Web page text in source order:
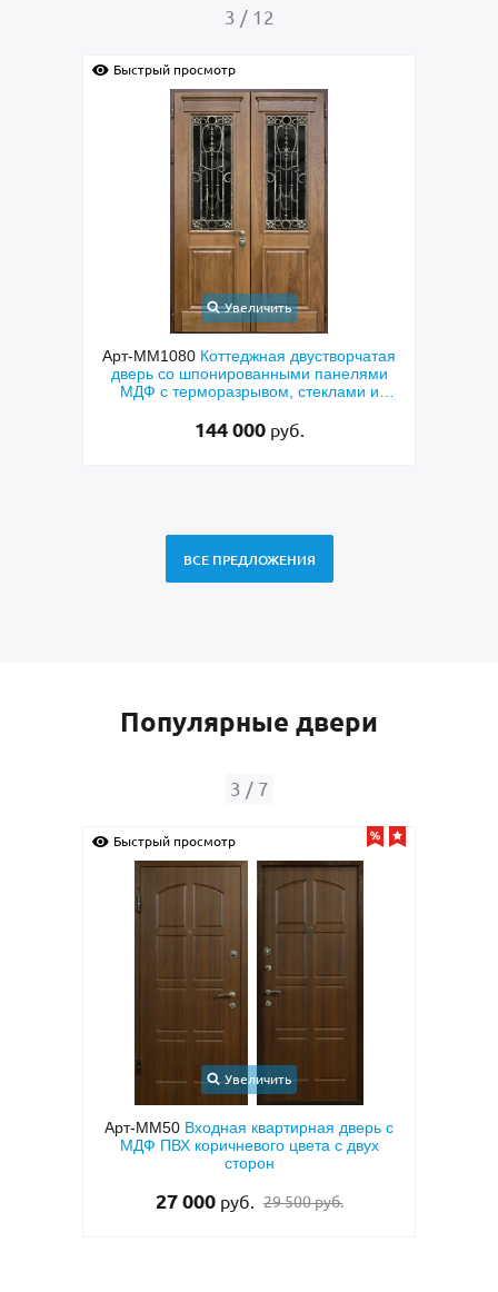
4 / 12
Быстрый просмотр
Увеличить
Арт-ММ578Входная утепленная дверь с
терморазрывом, белыми наличниками,
коричневыми плитами МДФ (окрас по
48 500руб.
ВСЕ ПРЕДЛОЖЕНИЯ
Популярные двери
4 / 7
Быстрый просмотр
Увеличить
Арт-ММ24Входная дверь с порошковым
напылением «серый шелк» и МДФ ПВХ
для квартиры
33 000руб.